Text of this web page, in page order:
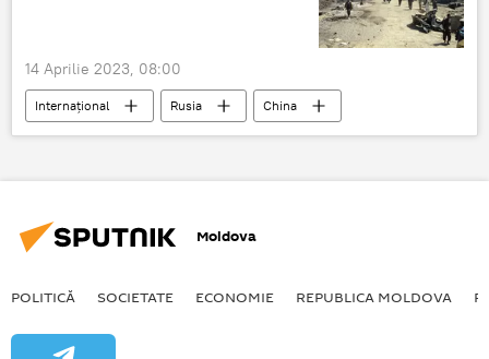
14 Aprilie 2023, 08:00
Internațional Rusia
China
Iran
Afganistan SUA
Moldova
POLITICĂ SOCIETATE ECONOMIE REPUBLICA MOLDOVA